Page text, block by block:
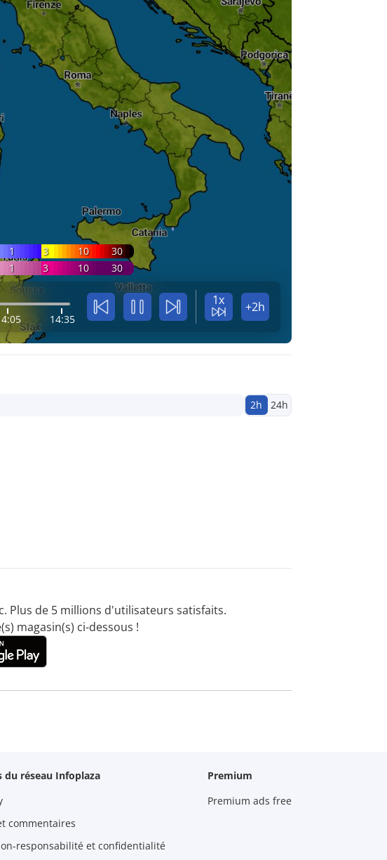
1 3 10
30
1 3 10
30
14:35
1x +2h
2h 24h
Plus de 5 millions d'utilisateurs satisfaits.
magasin(s) ci-dessous !
du réseau Infoplaza
commentaires
responsabilité et confidentialité
Premium
Premium ads free